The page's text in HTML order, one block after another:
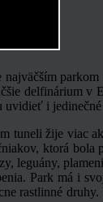
najväčším
delfinárium v
uvidieť i
tuneli žije viac
ktorá bola
leguány,
Park má i
rastlinné